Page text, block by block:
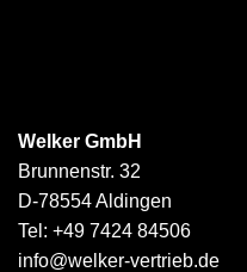
Welker GmbH
Brunnenstr. 32
D-78554 Aldingen
Tel: +49 7424 84506
info@welker-vertrieb.de